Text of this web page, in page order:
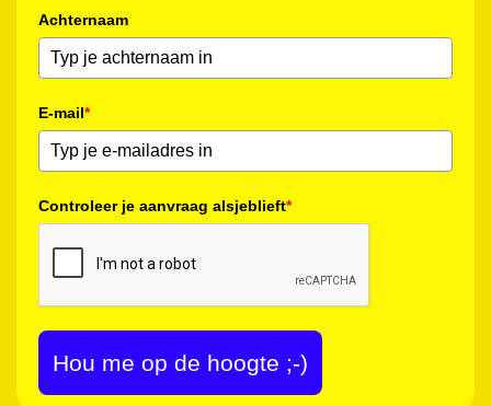
Achternaam
E-mail*
Controleer je aanvraag alsjeblieft*
Hou me op de hoogte ;-)